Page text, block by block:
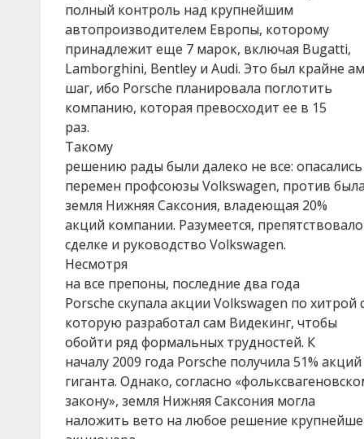
полный контроль над крупнейшим
автопроизводителем Европы, которому
принадлежит еще 7 марок, включая Bugatti,
Lamborghini, Bentley и Audi. Это был крайне
шаг, ибо Porsche планировала поглотить
компанию, которая превосходит ее в 15
раз.
Такому
решению рады были далеко не все: опасались
перемен профсоюзы Volkswagen, против
земля Нижняя Саксония, владеющая 20%
акций компании. Разумеется, препятствовало
сделке и руководство Volkswagen.
Несмотря
на все препоны, последние два года
Porsche скупала акции Volkswagen по хитрой
которую разработал сам Видекинг, чтобы
обойти ряд формальных трудностей. К
началу 2009 года Porsche получила 51% акций
гиганта. Однако, согласно
закону», земля Нижняя Саксония могла
наложить вето на любое решение